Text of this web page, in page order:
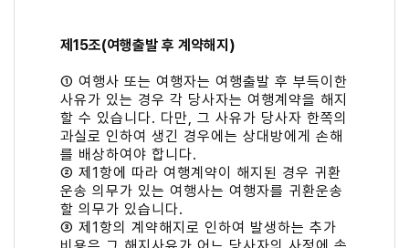
제15조(여행출발 후 계약해지)
① 여행사 또는 여행자는 여행출발 후 부득이한
사유가 있는 경우 각 당사자는 여행계약을 해지
할 수 있습니다. 다만, 그 사유가 당사자 한쪽의
과실로 인하여 생긴 경우에는 상대방에게 손해
를 배상하여야 합니다.
② 제1항에 따라 여행계약이 해지된 경우 귀환
운송 의무가 있는 여행사는 여행자를 귀환운송
할 의무가 있습니다.
③ 제1항의 계약해지로 인하여 발생하는 추가